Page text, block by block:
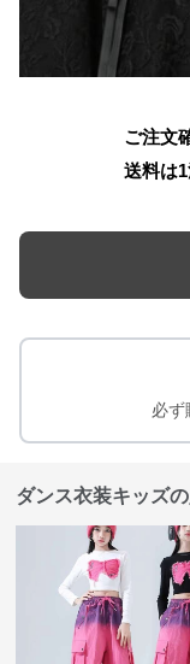
ご注文
送料は
必ず
ダンス衣装キッズ